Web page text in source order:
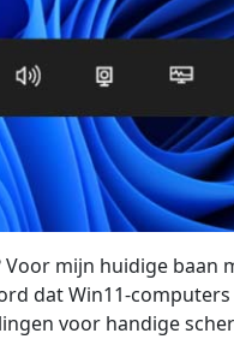
mijn huidige
dat Win11-
voor handige